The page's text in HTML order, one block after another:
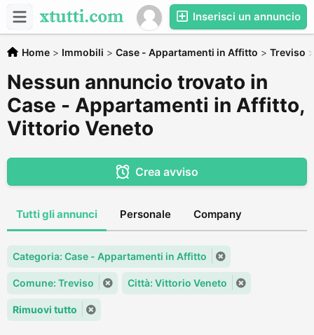
Inserisci un annuncio
Home > Immobili > Case - Appartamenti in Affitto > Treviso
Nessun annuncio trovato in
Case - Appartamenti in Affitto,
Vittorio Veneto
Crea avviso
Tutti gli annunci Personale Company
Categoria: Case - Appartamenti in Affitto
Comune: Treviso Città: Vittorio Veneto
Rimuovi tutto